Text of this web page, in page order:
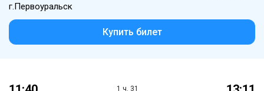
г.Первоуральск
Купить билет
1 ч. 31